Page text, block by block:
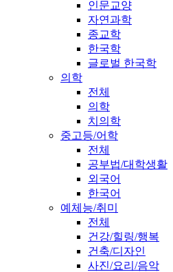
인문교양
자연과학
종교학
한국학
글로벌 한국학
의학
전체
의학
치의학
중고등/어학
전체
공부법/대학생활
외국어
한국어
예체능/취미
전체
건강/힐링/행복
건축/디자인
사진/요리/음악